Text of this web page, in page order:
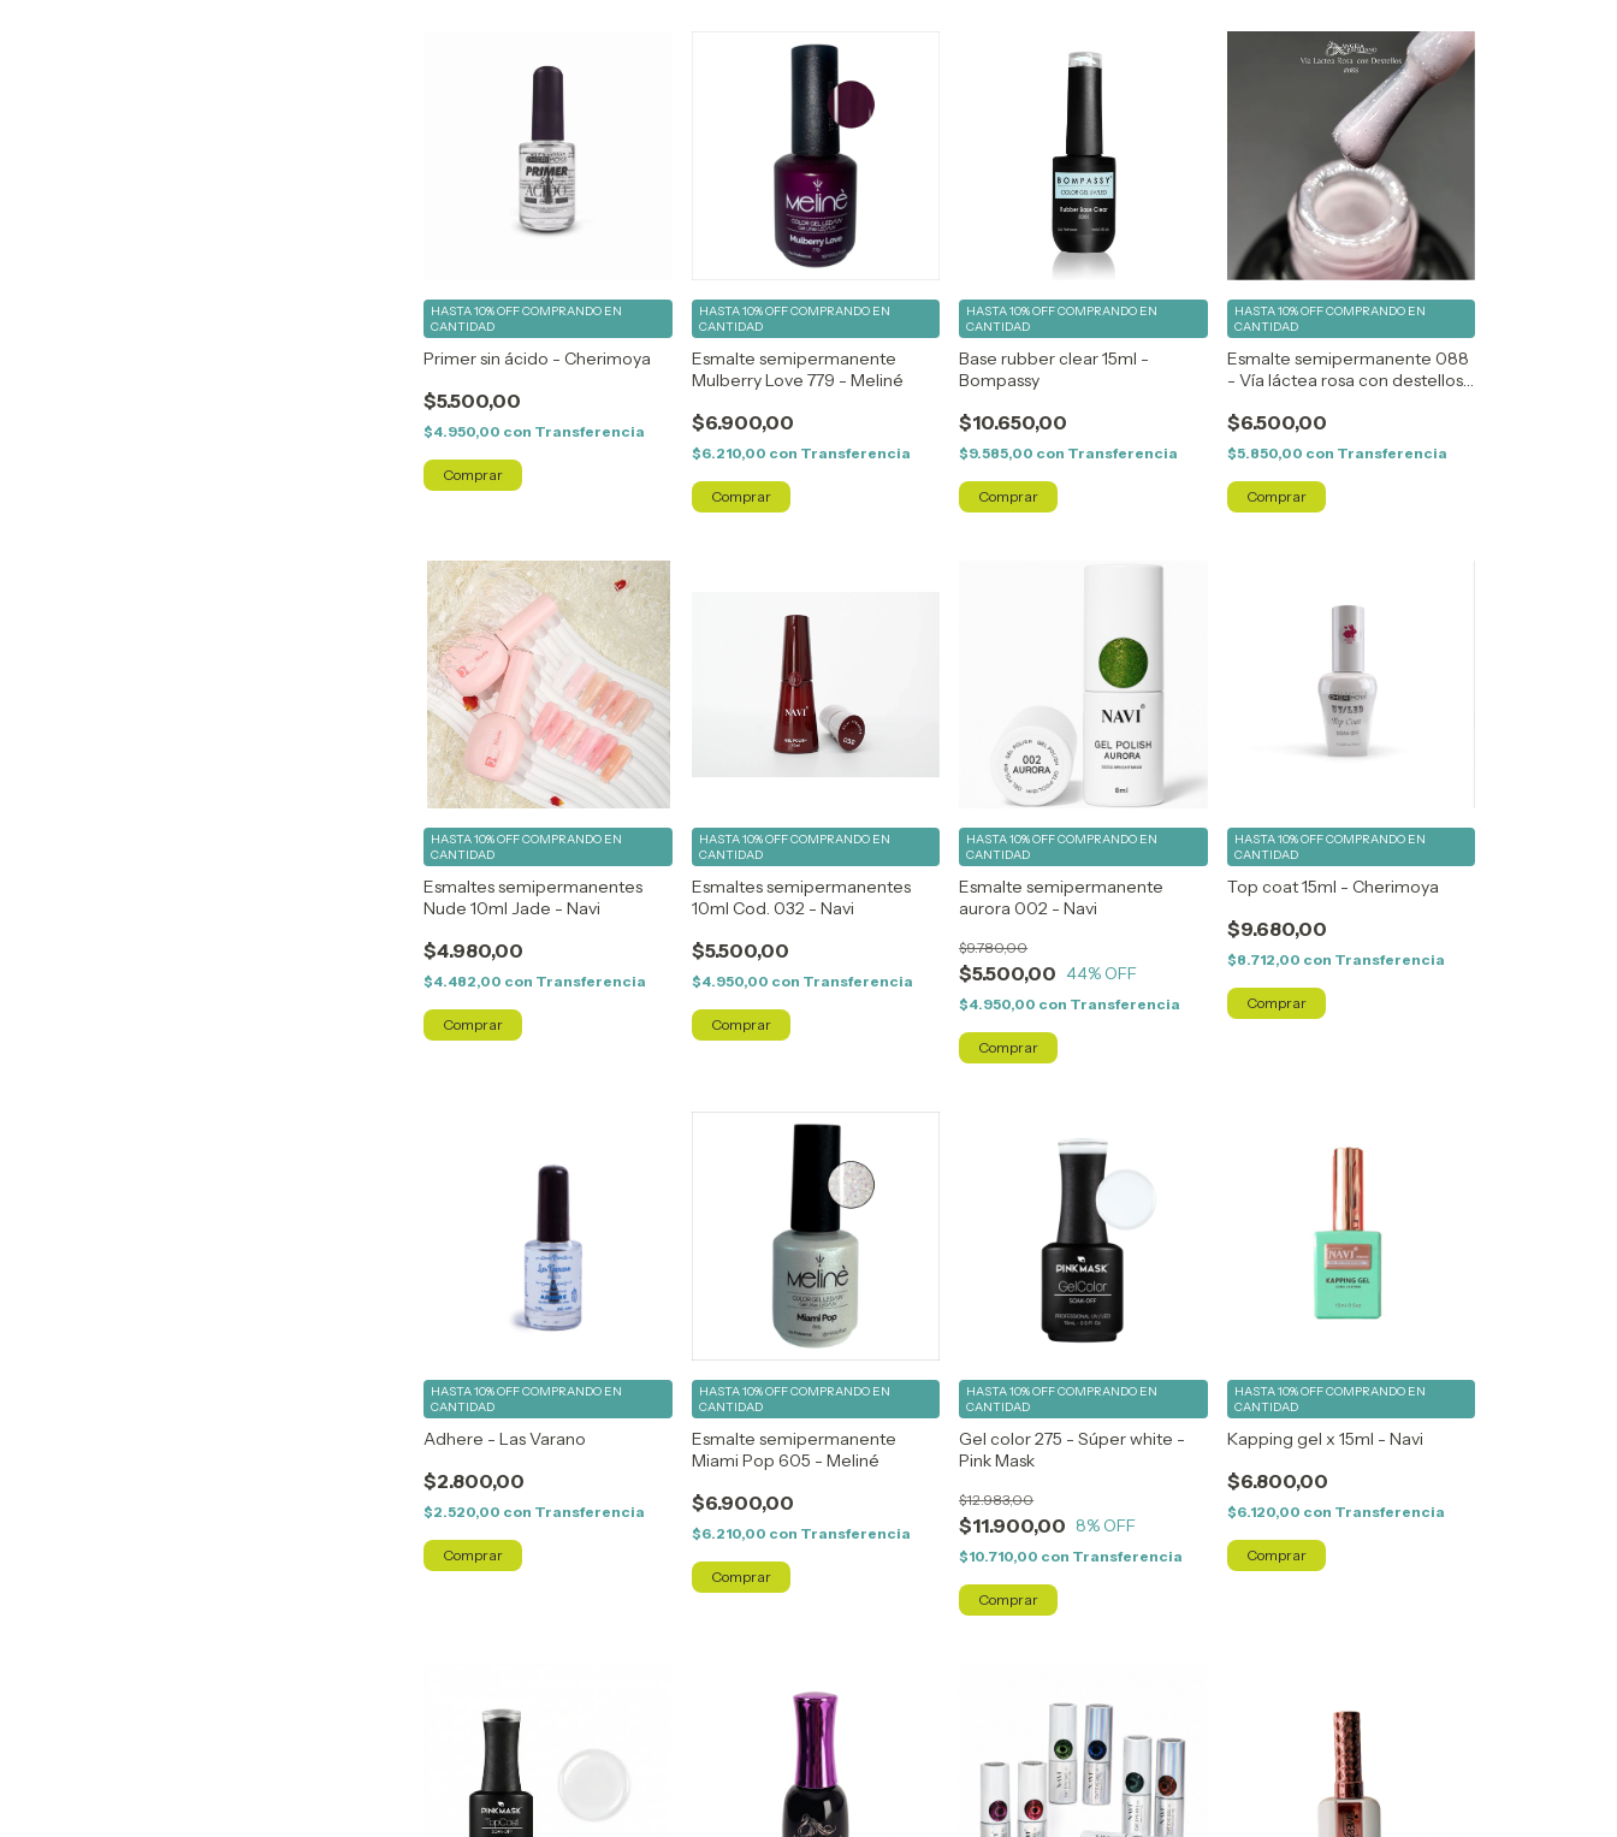
Primer sin ácido - Cherimoya
$5.500,00
HASTA 10% OFFCOMPRANDO EN
CANTIDAD
$4.950,00 con Transferencia
Esmalte semipermanente
Mulberry Love 779 - Meliné
$6.900,00
HASTA 10% OFFCOMPRANDO EN
CANTIDAD
$6.210,00 con Transferencia
Base rubber clear 15ml -
Bompassy
$10.650,00
HASTA 10% OFFCOMPRANDO EN
CANTIDAD
$9.585,00 con Transferencia
Esmalte semipermanente 088
- Vía láctea rosa con destellos -
$6.500,00
HASTA 10% OFFCOMPRANDO EN
CANTIDAD
$5.850,00 con Transferencia
Esmaltes semipermanentes
Nude 10ml Jade - Navi
$4.980,00
HASTA 10% OFFCOMPRANDO EN
CANTIDAD
$4.482,00 con Transferencia
Comprar
Esmaltes semipermanentes
10ml Cod. 032 - Navi
$5.500,00
HASTA 10% OFFCOMPRANDO EN
CANTIDAD
$4.950,00 con Transferencia
Esmalte semipermanente
aurora 002 - Navi
$5.500,00
$9.780,00
44% OFF
HASTA 10% OFFCOMPRANDO EN
CANTIDAD
$4.950,00 con Transferencia
Top coat 15ml - Cherimoya
$9.680,00
HASTA 10% OFFCOMPRANDO EN
CANTIDAD
$8.712,00 con Transferencia
Adhere - Las Varano
$2.800,00
HASTA 10% OFFCOMPRANDO EN
CANTIDAD
$2.520,00 con Transferencia
Esmalte semipermanente
Miami Pop 605 - Meliné
$6.900,00
HASTA 10% OFFCOMPRANDO EN
CANTIDAD
$6.210,00 con Transferencia
Gel color 275 - Súper white -
Pink Mask
$11.900,00
$12.983,00
8% OFF
HASTA 10% OFFCOMPRANDO EN
CANTIDAD
$10.710,00 con Transferencia
Kapping gel x 15ml - Navi
$6.800,00
HASTA 10% OFFCOMPRANDO EN
CANTIDAD
$6.120,00 con Transferencia